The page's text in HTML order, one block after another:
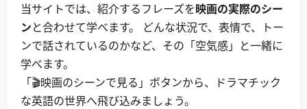
当サイトでは、紹介するフレーズを映画の実際のシー
ンと合わせて学べます。 どんな状況で、表情で、トー
ンで話されているのかなど、その「空気感」と一緒に
学べます。
「🎬映画のシーンで見る」ボタンから、ドラマチック
な英語の世界へ飛び込みましょう。